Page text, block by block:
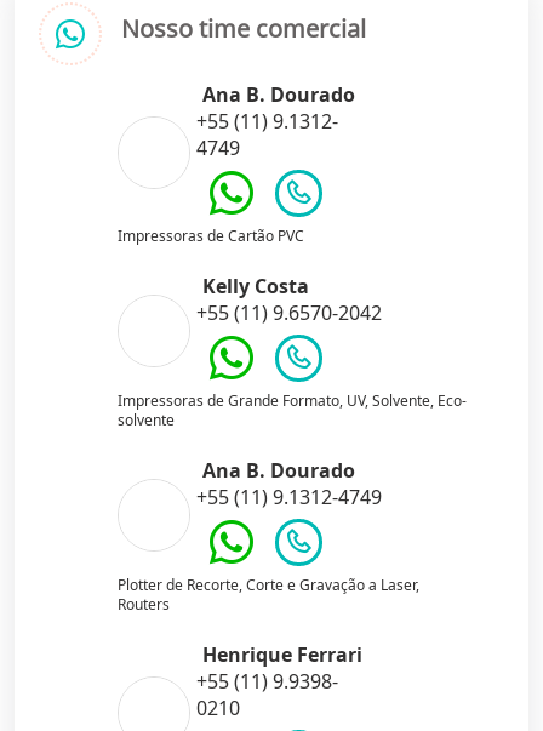
Nosso time comercial
Ana B. Dourado
+55 (11) 9.1312-
4749
Impressoras de Cartão PVC
Kelly Costa
+55 (11) 9.6570-2042
Impressoras de Grande Formato, UV, Solvente, Eco-
solvente
Ana B. Dourado
+55 (11) 9.1312-4749
Plotter de Recorte, Corte e Gravação a Laser,
Routers
Henrique Ferrari
+55 (11) 9.9398-
0210